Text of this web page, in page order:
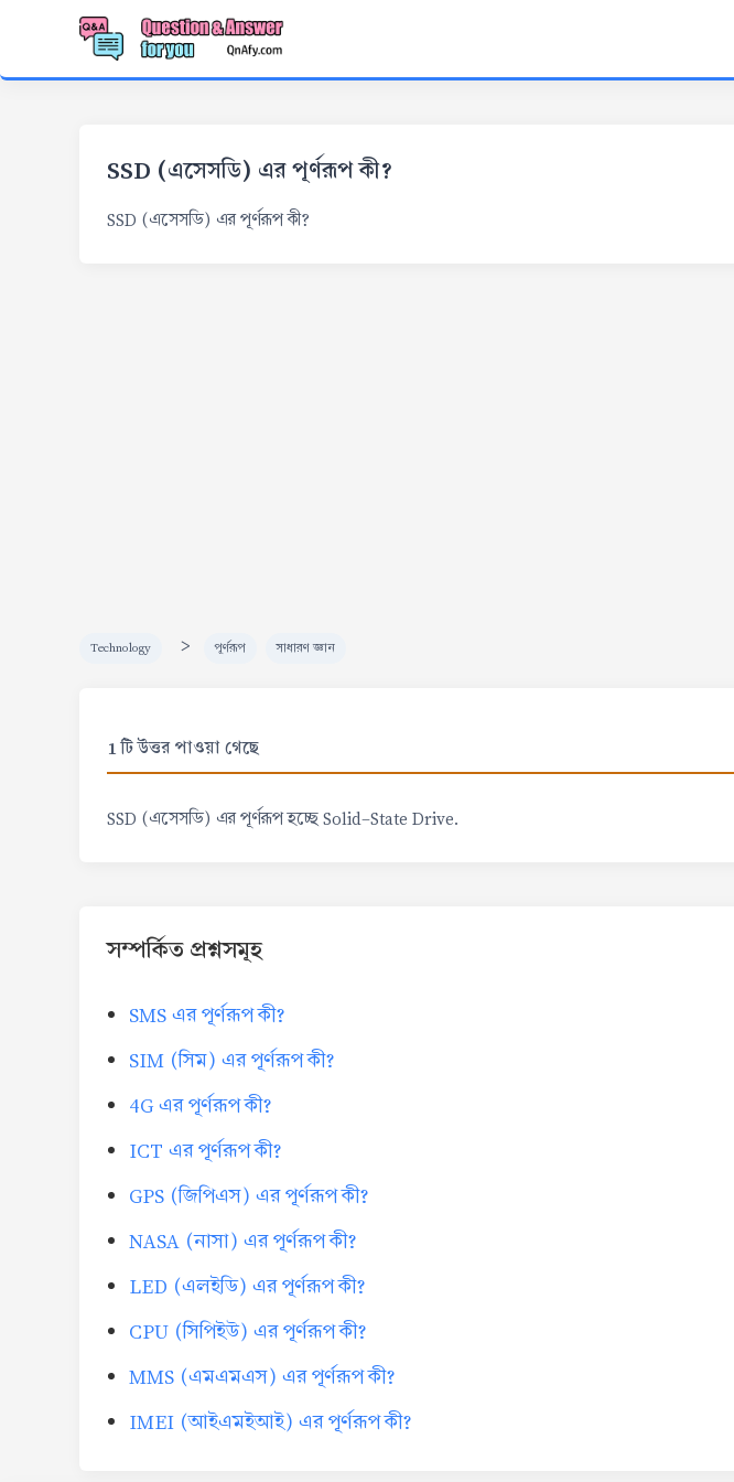
SSD (এসেসডি) এর পূর্ণরূপ কী?
SSD (এসেসডি) এর পূর্ণরূপ কী?
Technology > পূর্ণরূপ সাধারণ জ্ঞান
1 টি উত্তর পাওয়া গেছে
SSD (এসেসডি) এর পূর্ণরূপ হচ্ছে Solid-State Drive.
সম্পর্কিত প্রশ্নসমূহ
SMS এর পূর্ণরূপ কী?
SIM (সিম) এর পূর্ণরূপ কী?
4G এর পূর্ণরূপ কী?
ICT এর পূর্ণরূপ কী?
GPS (জিপিএস) এর পূর্ণরূপ কী?
NASA (নাসা) এর পূর্ণরূপ কী?
LED (এলইডি) এর পূর্ণরূপ কী?
CPU (সিপিইউ) এর পূর্ণরূপ কী?
MMS (এমএমএস) এর পূর্ণরূপ কী?
IMEI (আইএমইআই) এর পূর্ণরূপ কী?